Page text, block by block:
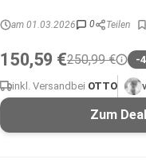
am 01.03.2026 0 Teilen
150,59 €250,99 € -
inkl. Versand bei OTTO
Zum Deal